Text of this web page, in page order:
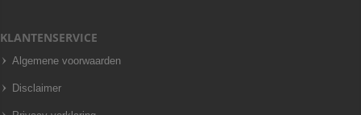
KLANTENSERVICE
Algemene voorwaarden
Disclaimer